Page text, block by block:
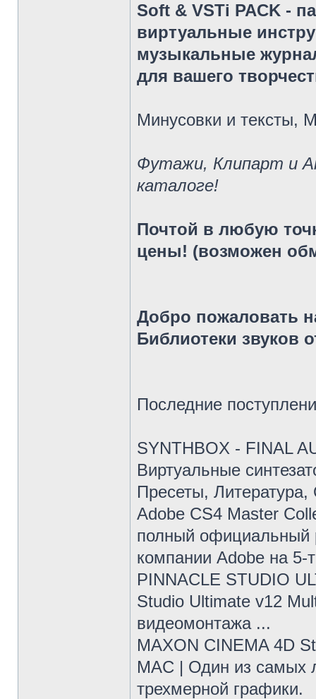
Soft & VSTi PACK -
виртуальные
музыкальные
для вашего
Минусовки и тексты,
Футажи, Клипарт и
каталоге!
Почтой в любую
цены! (возможен
Добро пожаловать
Библиотеки звуков
Последние
SYNTHBOX - FINAL
Виртуальные
Пресеты, Литература,
Adobe CS4 Master
полный официальный
компании Adobe на 5-
PINNACLE STUDIO
Studio Ultimate v12
видеомонтажа ...
MAXON CINEMA 4D
MAC | Один из самых
трехмерной графики.